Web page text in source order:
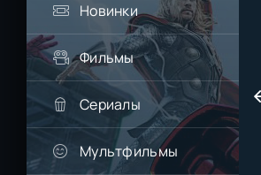
Новинки
Фильмы
Сериалы
Мультфильмы
(2026)
Человек-паук:
Новый день
(2026)